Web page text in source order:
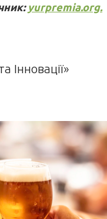
yurpremia.org.
Інновації»